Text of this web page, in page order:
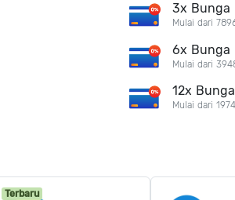
3x Bunga
Mulai dari
6x Bunga
Mulai dari
12x
Mulai dari
Terbaru